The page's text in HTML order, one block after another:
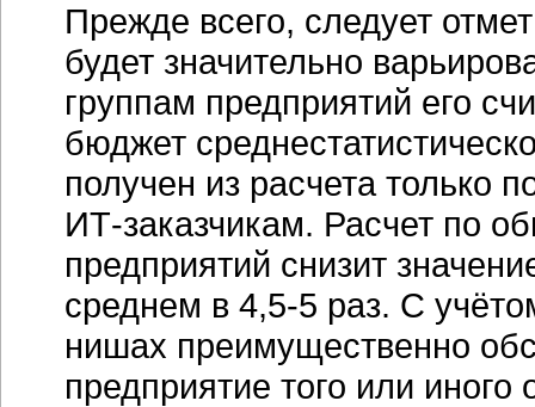
Прежде всего, следует
будет значительно
группам предприятий его
бюджет
получен из расчета только
ИТ-заказчикам. Расчет по
предприятий снизит
среднем в 4,5-5 раз. С
нишах преимущественно
предприятие того или иного